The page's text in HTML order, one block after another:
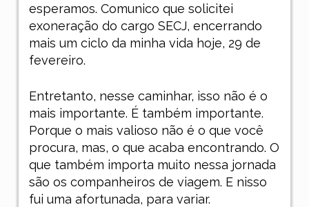
esperamos. Comunico que solicitei
exoneração do cargo SECJ, encerrando
mais um ciclo da minha vida hoje, 29 de
fevereiro.
Entretanto, nesse caminhar, isso não é o
mais importante. É também importante.
Porque o mais valioso não é o que você
procura, mas, o que acaba encontrando. O
que também importa muito nessa jornada
são os companheiros de viagem. E nisso
fui uma afortunada, para variar.